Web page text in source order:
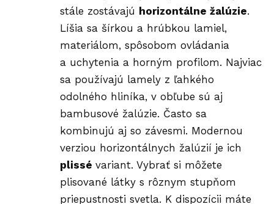
stále zostávajú horizontálne žalúzie.
Líšia sa šírkou a hrúbkou lamiel,
materiálom, spôsobom ovládania
a uchytenia a horným profilom. Najviac
sa používajú lamely z ľahkého
odolného hliníka, v obľube sú aj
bambusové žalúzie. Často sa
kombinujú aj so závesmi. Modernou
verziou horizontálnych žalúzií je ich
plissé variant. Vybrať si môžete
plisované látky s rôznym stupňom
priepustnosti svetla. K dispozícii máte